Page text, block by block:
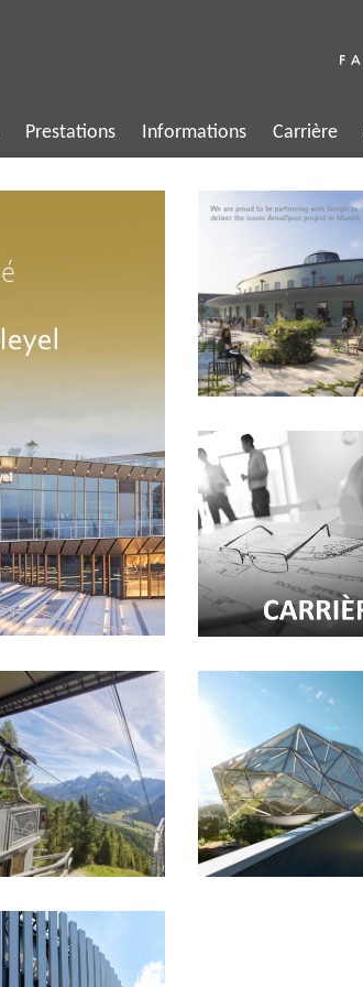
Prestations Informations Carrière